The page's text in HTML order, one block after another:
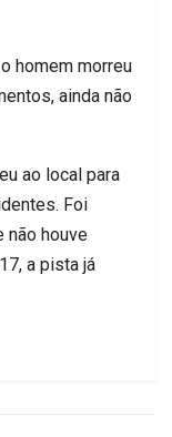
homem morreu
ainda não
ao local para
Foi
não houve
a pista já